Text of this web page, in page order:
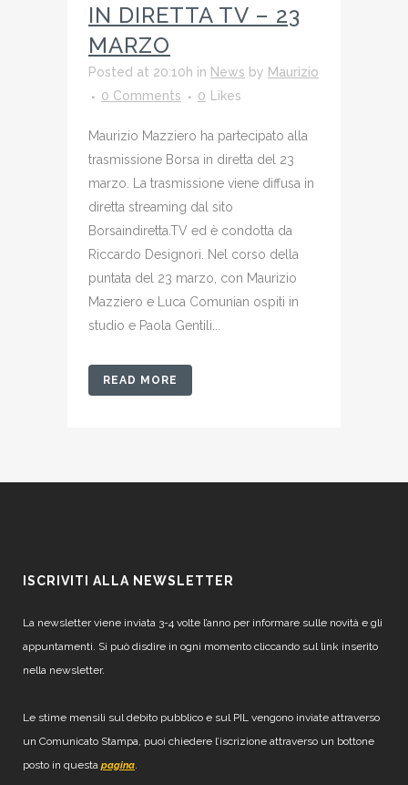
IN DIRETTA TV – 23
MARZO
Posted at 20:10h in News by Maurizio
0 Comments
0 Likes
Maurizio Mazziero ha partecipato alla
trasmissione Borsa in diretta del 23
marzo. La trasmissione viene diffusa in
diretta streaming dal sito
Borsaindiretta.TV ed è condotta da
Riccardo Designori. Nel corso della
puntata del 23 marzo, con Maurizio
Mazziero e Luca Comunian ospiti in
studio e Paola Gentili...
READ MORE
ISCRIVITI ALLA NEWSLETTER
La newsletter viene inviata 3-4 volte l’anno per informare sulle novità e gli
appuntamenti. Si può disdire in ogni momento cliccando sul link inserito
nella newsletter.
Le stime mensili sul debito pubblico e sul PIL vengono inviate attraverso
un Comunicato Stampa, puoi chiedere l’iscrizione attraverso un bottone
posto in questa pagina.